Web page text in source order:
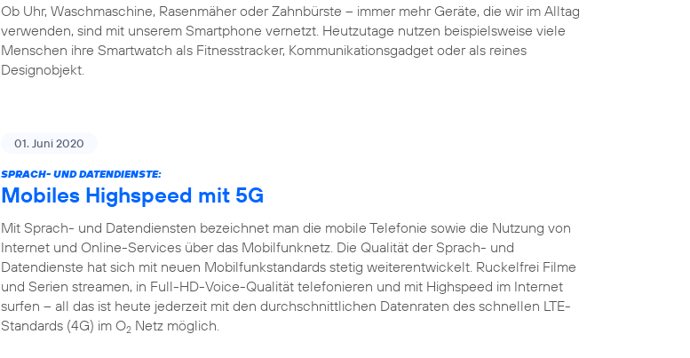
Ob Uhr, Waschmaschine, Rasenmäher oder Zahnbürste – immer mehr Geräte, die wir im Alltag
verwenden, sind mit unserem Smartphone vernetzt. Heutzutage nutzen beispielsweise viele
Menschen ihre Smartwatch als Fitnesstracker, Kommunikationsgadget oder als reines
Designobjekt.
01. Juni 2020
SPRACH- UND DATENDIENSTE:
Mobiles Highspeed mit 5G
Mit Sprach- und Datendiensten bezeichnet man die mobile Telefonie sowie die Nutzung von
Internet und Online-Services über das Mobilfunknetz. Die Qualität der Sprach- und
Datendienste hat sich mit neuen Mobilfunkstandards stetig weiterentwickelt. Ruckelfrei Filme
und Serien streamen, in Full-HD-Voice-Qualität telefonieren und mit Highspeed im Internet
surfen – all das ist heute jederzeit mit den durchschnittlichen Datenraten des schnellen LTE-
Standards (4G) im O2 Netz möglich.